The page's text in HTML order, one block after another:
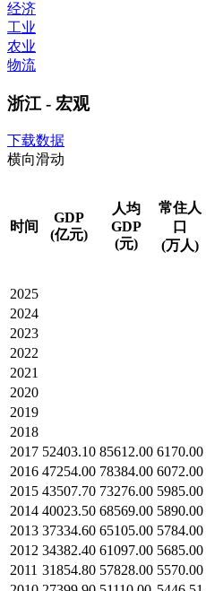
经济
工业
农业
物流
浙江 - 宏观
下载数据
横向滑动
时间
GDP
(亿元)
人均
GDP
(元)
常住人
口
(万人)
2025
2024
2023
2022
2021
2020
2019
2018
2017 52403.10 85612.00 6170.00
2016 47254.00 78384.00 6072.00
2015 43507.70 73276.00 5985.00
2014 40023.50 68569.00 5890.00
2013 37334.60 65105.00 5784.00
2012 34382.40 61097.00 5685.00
2011 31854.80 57828.00 5570.00